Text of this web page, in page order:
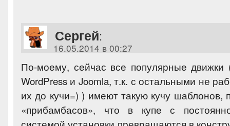
Сергей:
16.05.2014 в 00:27
По-моему, сейчас все популярные движки
WordPress и Joomla, т.к. с остальными не
их до кучи=) ) имеют такую кучу шаблонов,
«прибамбасов», что в купе с